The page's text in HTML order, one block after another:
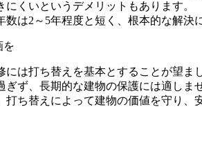
くいというデメリットもあります。
は2～5年程度と短く、根本的な解決
を
は打ち替えを基本とすることが望ま
ず、長期的な建物の保護には適しま
ち替えによって建物の価値を守り、